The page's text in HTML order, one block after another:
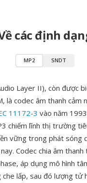
các định
MP2 SNDT
Layer II), còn được
là codec âm thanh cảm
11172-3 vào năm
chiếm lĩnh thị trường
vững trong phát sóng
Codec chia âm
áp dụng mô hình
lấp, sau đó lượng tử